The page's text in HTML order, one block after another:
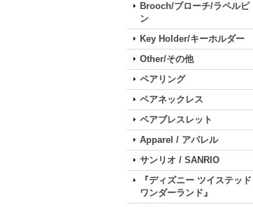
Brooch/ブローチ/ラペルピ
ン
Key Holder/キーホルダー
Other/その他
ペアリング
ペアネックレス
ペアブレスレット
Apparel / アパレル
サンリオ / SANRIO
『ディズニー ツイステッド
ワンダーランド』